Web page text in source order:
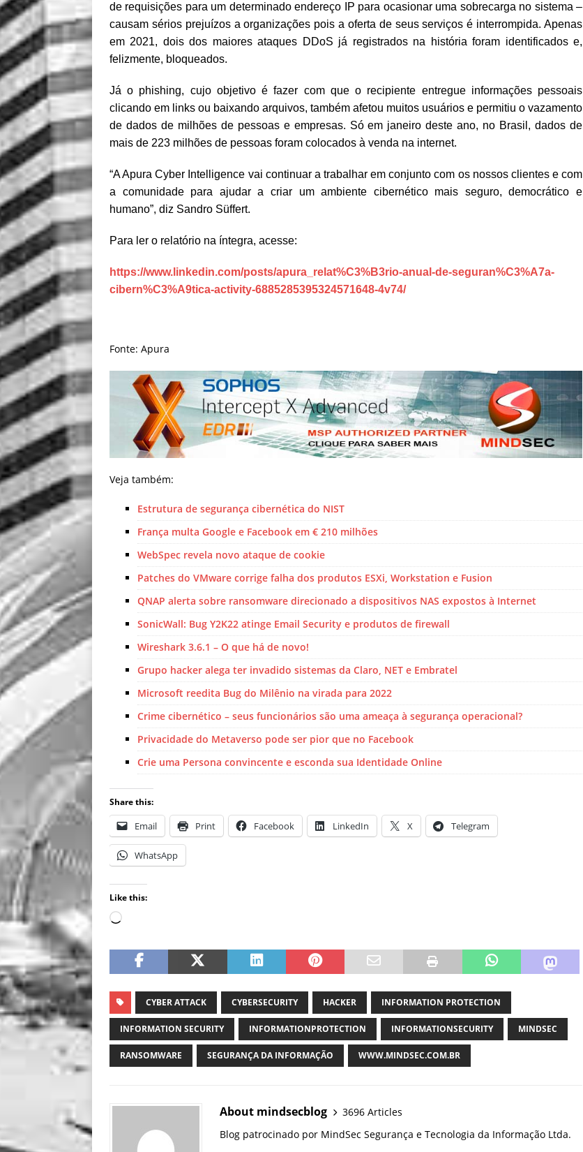
de requisições para um determinado endereço IP para ocasionar uma sobrecarga no sistema –
causam sérios prejuízos a organizações pois a oferta de seus serviços é interrompida. Apenas
em 2021, dois dos maiores ataques DDoS já registrados na história foram identificados e,
felizmente, bloqueados.
Já o phishing, cujo objetivo é fazer com que o recipiente entregue informações pessoais
clicando em links ou baixando arquivos, também afetou muitos usuários e permitiu o vazamento
de dados de milhões de pessoas e empresas. Só em janeiro deste ano, no Brasil, dados de
mais de 223 milhões de pessoas foram colocados à venda na internet.
“A Apura Cyber Intelligence vai continuar a trabalhar em conjunto com os nossos clientes e com
a comunidade para ajudar a criar um ambiente cibernético mais seguro, democrático e
humano”, diz Sandro Süffert.
Para ler o relatório na íntegra, acesse:
https://www.linkedin.com/posts/apura_relat%C3%B3rio-anual-de-seguran%C3%A7a-
cibern%C3%A9tica-activity-6885285395324571648-4v74/
Fonte: Apura
Veja também:
Estrutura de segurança cibernética do NIST
França multa Google e Facebook em € 210 milhões
WebSpec revela novo ataque de cookie
Patches do VMware corrige falha dos produtos ESXi, Workstation e Fusion
QNAP alerta sobre ransomware direcionado a dispositivos NAS expostos à Internet
SonicWall: Bug Y2K22 atinge Email Security e produtos de firewall
Wireshark 3.6.1 – O que há de novo!
Grupo hacker alega ter invadido sistemas da Claro, NET e Embratel
Microsoft reedita Bug do Milênio na virada para 2022
Crime cibernético – seus funcionários são uma ameaça à segurança operacional?
Privacidade do Metaverso pode ser pior que no Facebook
Crie uma Persona convincente e esconda sua Identidade Online
Share this:
Email Print Facebook LinkedIn X Telegram
WhatsApp
Like this:
CYBER ATTACK CYBERSECURITY HACKER INFORMATION PROTECTION
INFORMATION SECURITY INFORMATIONPROTECTION INFORMATIONSECURITY MINDSEC
RANSOMWARE SEGURANÇA DA INFORMAÇÃO WWW.MINDSEC.COM.BR
About mindsecblog
3696 Articles
Blog patrocinado por MindSec Segurança e Tecnologia da Informação Ltda.